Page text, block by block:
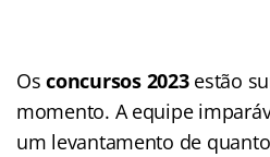
Osconcursos 2023estão
momento. A equipe
um levantamento de